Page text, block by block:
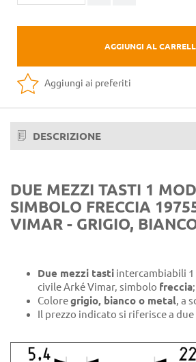
AGGIUNGI AL
Aggiungi ai preferiti
DESCRIZIONE
DUE MEZZI TASTI 1
SIMBOLO FRECCIA
VIMAR - GRIGIO,
Due mezzi tasti intercambiabili
civile Arké Vimar, simbolo freccia;
Coloregrigio, bianco o metal, a
Il prezzo indicato si riferisce a